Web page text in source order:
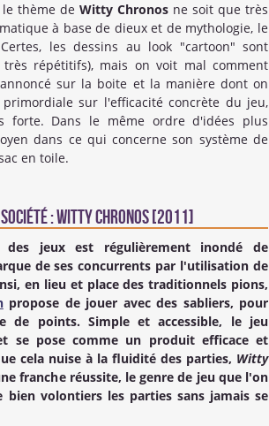
thème de Witty Chronosne soit que très
à base de dieux et de mythologie, le
les dessins au look "cartoon" sont
répétitifs), mais on voit mal comment
sur la boite et la manière dont on
sur l'efficacité concrète du jeu,
forte. Dans le même ordre d'idées plus
dans ce qui concerne son système de
en toile.
: Witty Chronos [2011]
jeux est régulièrement inondé de
de ses concurrents par l'utilisation de
en lieu et place des traditionnels pions,
propose de jouer avec des sabliers, pour
de points. Simple et accessible, le jeu
se pose comme un produit efficace et
cela nuise à la fluidité des parties, Witty
franche réussite, le genre de jeu que l'on
volontiers les parties sans jamais se